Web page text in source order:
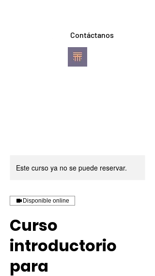
Contáctanos
Este curso ya no se puede reservar.
Disponible online
Curso
introductorio
para